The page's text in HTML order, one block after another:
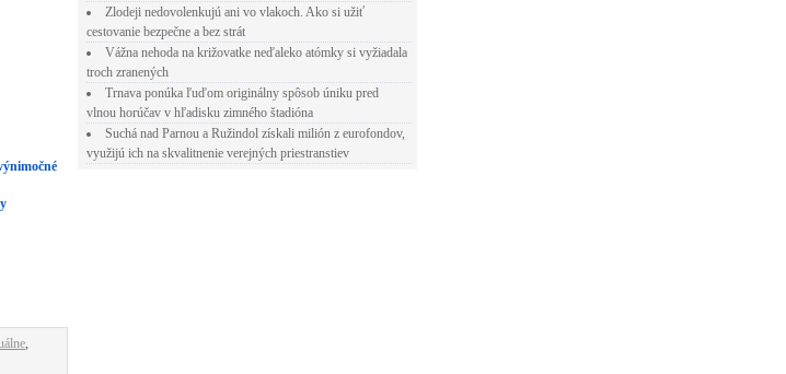
,
Zlodeji nedovolenkujú ani vo vlakoch. Ako si užiť
cestovanie bezpečne a bez strát
Vážna nehoda na križovatke neďaleko atómky si vyžiadala
troch zranených
Trnava ponúka ľuďom originálny spôsob úniku pred
vlnou horúčav v hľadisku zimného štadióna
Suchá nad Parnou a Ružindol získali milión z eurofondov,
využijú ich na skvalitnenie verejných priestranstiev